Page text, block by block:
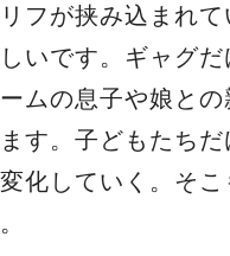
フが挟み込まれて
いです。ギャグだ
ムの息子や娘と
す。子どもたち
化していく。そ